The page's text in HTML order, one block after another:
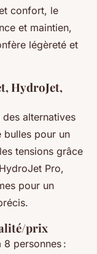
confort, le
et maintien,
légèreté et
HydroJet,
alternatives
bulles pour un
tensions grâce
Pro,
pour un
prix
8 personnes :